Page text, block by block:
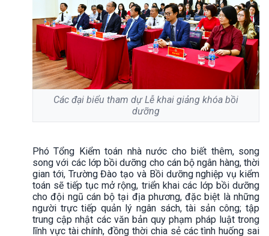
Các đại biểu tham dự Lễ khai giảng khóa bồi
dưỡng
Phó Tổng Kiểm toán nhà nước cho biết thêm, song
song với các lớp bồi dưỡng cho cán bộ ngân hàng, thời
gian tới, Trường Đào tạo và Bồi dưỡng nghiệp vụ kiểm
toán sẽ tiếp tục mở rộng, triển khai các lớp bồi dưỡng
cho đội ngũ cán bộ tại địa phương, đặc biệt là những
người trực tiếp quản lý ngân sách, tài sản công; tập
trung cập nhật các văn bản quy phạm pháp luật trong
lĩnh vực tài chính, đồng thời chia sẻ các tình huống sai